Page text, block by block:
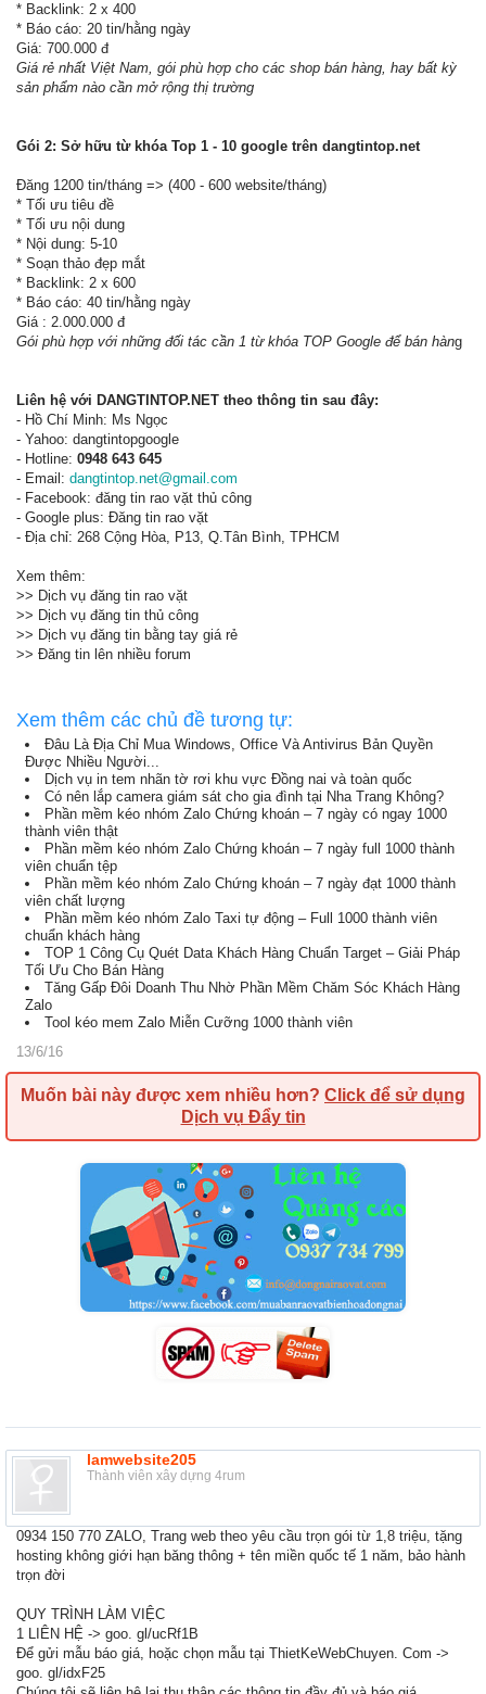
* Backlink: 2 x 400
* Báo cáo: 20 tin/hằng ngày
Giá: 700.000 đ
Giá rẻ nhất Việt Nam, gói phù hợp cho các shop bán hàng, hay bất kỳ
sản phẩm nào cần mở rộng thị trường
Gói 2: Sở hữu từ khóa Top 1 - 10 google trên dangtintop.net
Đăng 1200 tin/tháng => (400 - 600 website/tháng)
* Tối ưu tiêu đề
* Tối ưu nội dung
* Nội dung: 5-10
* Soạn thảo đẹp mắt
* Backlink: 2 x 600
* Báo cáo: 40 tin/hằng ngày
Giá : 2.000.000 đ
Gói phù hợp với những đối tác cần 1 từ khóa TOP Google để bán hàng
Liên hệ với DANGTINTOP.NET theo thông tin sau đây:
- Hồ Chí Minh: Ms Ngọc
- Yahoo: dangtintopgoogle
- Hotline: 0948 643 645
- Email: dangtintop.net@gmail.com
- Facebook: đăng tin rao vặt thủ công
- Google plus: Đăng tin rao vặt
- Địa chỉ: 268 Cộng Hòa, P13, Q.Tân Bình, TPHCM
Xem thêm:
>> Dịch vụ đăng tin rao vặt
>> Dịch vụ đăng tin thủ công
>> Dịch vụ đăng tin bằng tay giá rẻ
>> Đăng tin lên nhiều forum
Xem thêm các chủ đề tương tự:
Đâu Là Địa Chỉ Mua Windows, Office Và Antivirus Bản Quyền
Được Nhiều Người...
Dịch vụ in tem nhãn tờ rơi khu vực Đồng nai và toàn quốc
Có nên lắp camera giám sát cho gia đình tại Nha Trang Không?
Phần mềm kéo nhóm Zalo Chứng khoán – 7 ngày có ngay 1000
thành viên thật
Phần mềm kéo nhóm Zalo Chứng khoán – 7 ngày full 1000 thành
viên chuẩn tệp
Phần mềm kéo nhóm Zalo Chứng khoán – 7 ngày đạt 1000 thành
viên chất lượng
Phần mềm kéo nhóm Zalo Taxi tự động – Full 1000 thành viên
chuẩn khách hàng
TOP 1 Công Cụ Quét Data Khách Hàng Chuẩn Target – Giải Pháp
Tối Ưu Cho Bán Hàng
Tăng Gấp Đôi Doanh Thu Nhờ Phần Mềm Chăm Sóc Khách Hàng
Zalo
Tool kéo mem Zalo Miễn Cưỡng 1000 thành viên
13/6/16
Muốn bài này được xem nhiều hơn? Click để sử dụng
Dịch vụ Đẩy tin
lamwebsite205
Thành viên xây dựng 4rum
0934 150 770 ZALO, Trang web theo yêu cầu trọn gói từ 1,8 triệu, tặng
hosting không giới hạn băng thông + tên miền quốc tế 1 năm, bảo hành
trọn đời
QUY TRÌNH LÀM VIỆC
1 LIÊN HỆ -> goo. gl/ucRf1B
Để gửi mẫu báo giá, hoặc chọn mẫu tại ThietKeWebChuyen. Com ->
goo. gl/idxF25